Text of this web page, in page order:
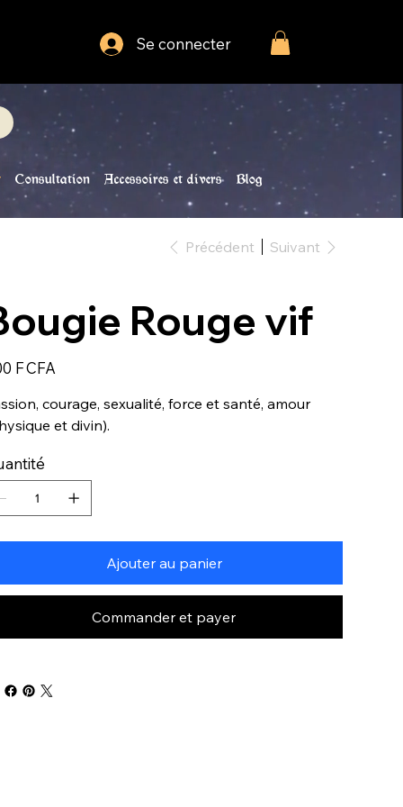
Se connecter
Précédent Suivant
Rouge vif
F CFA
courage, sexualité, force et santé, amour
et divin).
Ajouter au panier
Commander et payer
Consultation Accessoires et divers Blog